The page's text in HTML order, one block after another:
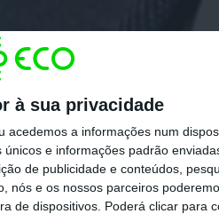
à sua privacidade
acedemos a informações num
e informações padrão
de publicidade e conteúdos,
nós e os nossos parceiros
de dispositivos. Poderá clicar para